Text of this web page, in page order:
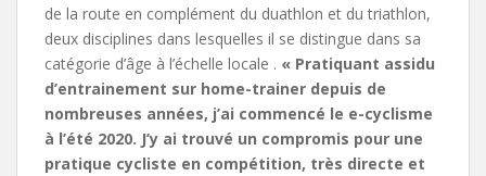
de la route en complément du duathlon et du triathlon,
deux disciplines dans lesquelles il se distingue dans sa
catégorie d’âge à l’échelle locale . « Pratiquant assidu
d’entrainement sur home-trainer depuis de
nombreuses années, j’ai commencé le e-cyclisme
à l’été 2020. J’y ai trouvé un compromis pour une
pratique cycliste en compétition, très directe et